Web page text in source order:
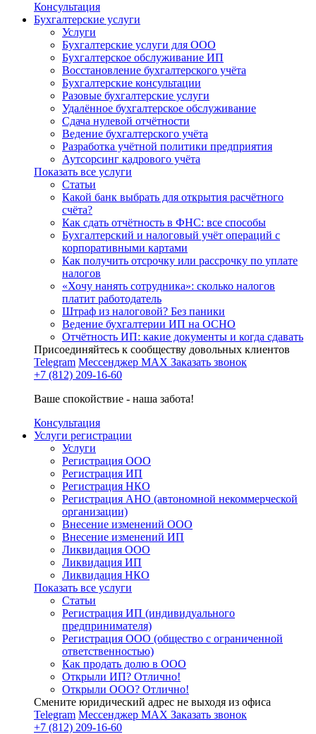
Консультация
Бухгалтерские услуги
Услуги
Бухгалтерские услуги для ООО
Бухгалтерское обслуживание ИП
Восстановление бухгалтерского учёта
Бухгалтерские консультации
Разовые бухгалтерские услуги
Удалённое бухгалтерское обслуживание
Сдача нулевой отчётности
Ведение бухгалтерского учёта
Разработка учётной политики предприятия
Аутсорсинг кадрового учёта
Показать все услуги
Статьи
Какой банк выбрать для открытия расчётного
счёта?
Как сдать отчётность в ФНС: все способы
Бухгалтерский и налоговый учёт операций с
корпоративными картами
Как получить отсрочку или рассрочку по уплате
налогов
«Хочу нанять сотрудника»: сколько налогов
платит работодатель
Штраф из налоговой? Без паники
Ведение бухгалтерии ИП на ОСНО
Отчётность ИП: какие документы и когда сдавать
Присоединяйтесь к сообществу довольных клиентов
Telegram Мессенджер MAX Заказать звонок
+7 (812) 209-16-60
Ваше спокойствие - наша забота!
Консультация
Услуги регистрации
Услуги
Регистрация ООО
Регистрация ИП
Регистрация НКО
Регистрация АНО (автономной некоммерческой
организации)
Внесение изменений ООО
Внесение изменений ИП
Ликвидация ООО
Ликвидация ИП
Ликвидация НКО
Показать все услуги
Статьи
Регистрация ИП (индивидуального
предпринимателя)
Регистрация ООО (общество с ограниченной
ответственностью)
Как продать долю в ООО
Открыли ИП? Отлично!
Открыли ООО? Отлично!
Смените юридический адрес не выходя из офиса
Telegram Мессенджер MAX Заказать звонок
+7 (812) 209-16-60